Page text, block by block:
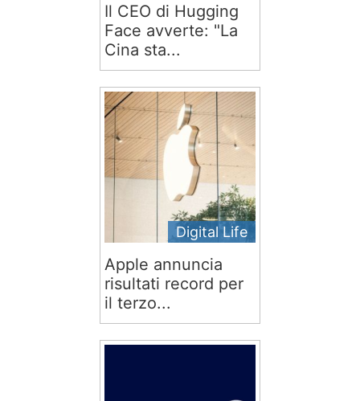
Il CEO di Hugging
Face avverte: "La
Cina sta...
Digital Life
Apple annuncia
risultati record per
il terzo...